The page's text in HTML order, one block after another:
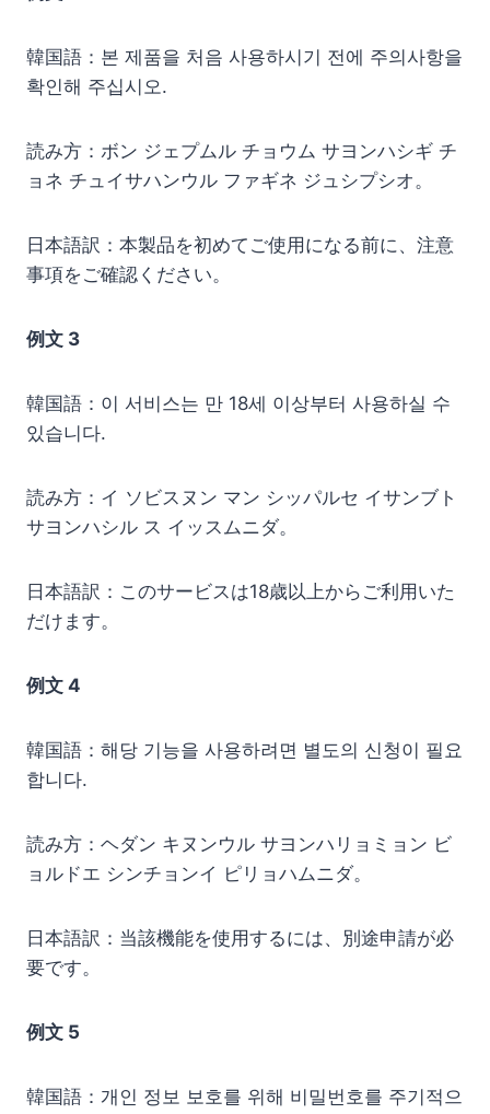
韓国語：본 제품을 처음 사용하시기 전에 주의사항을
확인해 주십시오.
読み方：ボン ジェプムル チョウム サヨンハシギ チ
ョネ チュイサハンウル ファギネ ジュシプシオ。
日本語訳：本製品を初めてご使用になる前に、注意
事項をご確認ください。
例文 3
韓国語：이 서비스는 만 18세 이상부터 사용하실 수
있습니다.
読み方：イ ソビスヌン マン シッパルセ イサンブト
サヨンハシル ス イッスムニダ。
日本語訳：このサービスは18歳以上からご利用いた
だけます。
例文 4
韓国語：해당 기능을 사용하려면 별도의 신청이 필요
합니다.
読み方：ヘダン キヌンウル サヨンハリョミョン ビ
ョルドエ シンチョンイ ピリョハムニダ。
日本語訳：当該機能を使用するには、別途申請が必
要です。
例文 5
韓国語：개인 정보 보호를 위해 비밀번호를 주기적으